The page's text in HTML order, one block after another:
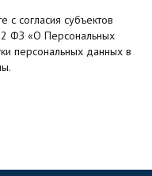
согласия субъектов
ФЗ «О Персональных
персональных данных в